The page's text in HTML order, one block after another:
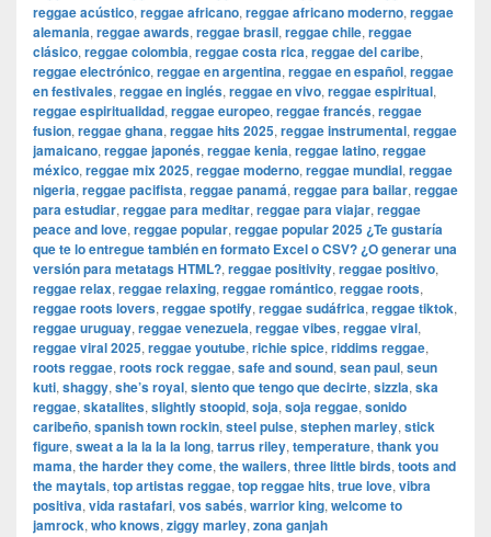
reggae acústico, reggae africano, reggae africano moderno, reggae
alemania, reggae awards, reggae brasil, reggae chile, reggae
clásico, reggae colombia, reggae costa rica, reggae del caribe,
reggae electrónico, reggae en argentina, reggae en español, reggae
en festivales, reggae en inglés, reggae en vivo, reggae espiritual,
reggae espiritualidad, reggae europeo, reggae francés, reggae
fusion, reggae ghana, reggae hits 2025, reggae instrumental, reggae
jamaicano, reggae japonés, reggae kenia, reggae latino, reggae
méxico, reggae mix 2025, reggae moderno, reggae mundial, reggae
nigeria, reggae pacifista, reggae panamá, reggae para bailar, reggae
para estudiar, reggae para meditar, reggae para viajar, reggae
peace and love, reggae popular, reggae popular 2025 ¿Te gustaría
que te lo entregue también en formato Excel o CSV? ¿O generar una
versión para metatags HTML?, reggae positivity, reggae positivo,
reggae relax, reggae relaxing, reggae romántico, reggae roots,
reggae roots lovers, reggae spotify, reggae sudáfrica, reggae tiktok,
reggae uruguay, reggae venezuela, reggae vibes, reggae viral,
reggae viral 2025, reggae youtube, richie spice, riddims reggae,
roots reggae, roots rock reggae, safe and sound, sean paul, seun
kuti, shaggy, she’s royal, siento que tengo que decirte, sizzla, ska
reggae, skatalites, slightly stoopid, soja, soja reggae, sonido
caribeño, spanish town rockin, steel pulse, stephen marley, stick
figure, sweat a la la la la long, tarrus riley, temperature, thank you
mama, the harder they come, the wailers, three little birds, toots and
the maytals, top artistas reggae, top reggae hits, true love, vibra
positiva, vida rastafari, vos sabés, warrior king, welcome to
jamrock, who knows, ziggy marley, zona ganjah